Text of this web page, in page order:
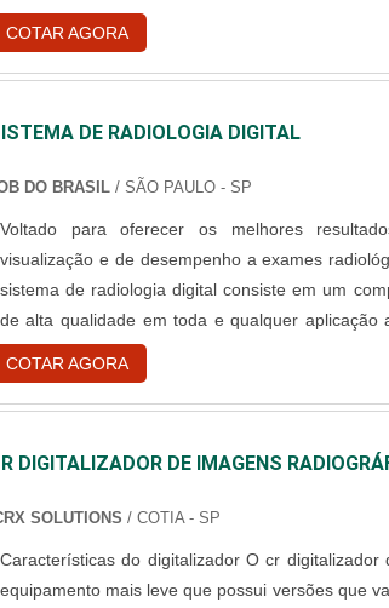
em monitores que deixarão as imagens com
imagens podem ser enviadas para a nuvem
COTAR AGORA
DE RADIOLOGIA DIGITAL
DO BRASIL/ SÃO PAULO - SP
Voltado para oferecer os melhores
visualização e de desempenho a exames
sistema de radiologia digital consiste em um
de alta qualidade em toda e qualquer aplicação
trata-se de um sistema que, a depender de cada
fixo. Atendendo humanos e animais A função
COTAR AGORA
DIGITALIZADOR DE IMAGENS
SOLUTIONS / COTIA - SP
Características do digitalizador O cr digitalizador de imagens radiográficas é um
equipamento mais leve que possui versões que